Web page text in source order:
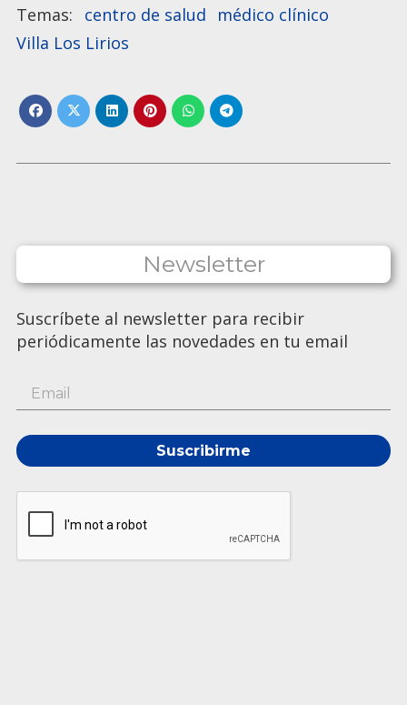
centro de salud
médico clínico
Villa Los Lirios
Newsletter
Suscríbete al newsletter para recibir
periódicamente las novedades en tu email
Suscribirme